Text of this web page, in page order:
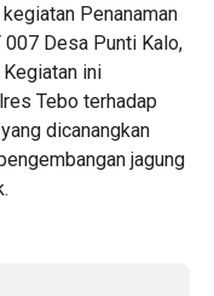
Penanaman
Desa Punti Kalo,
Kegiatan ini
Tebo terhadap
dicanangkan
jagung